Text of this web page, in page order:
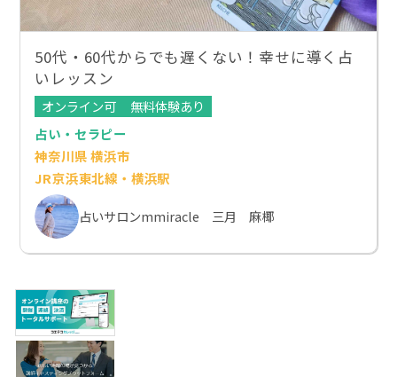
50代・60代からでも遅くない！幸せに導く占
いレッスン
オンライン可
無料体験あり
占い・セラピー
神奈川県 横浜市
JR京浜東北線・横浜駅
占いサロンmmiracle 三月 麻椰